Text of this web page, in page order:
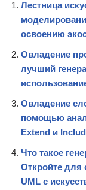
Лестница
освоению
Овладение
лучший
Овладение
помощью
Extend и
Что такое
Откройте для
UML с